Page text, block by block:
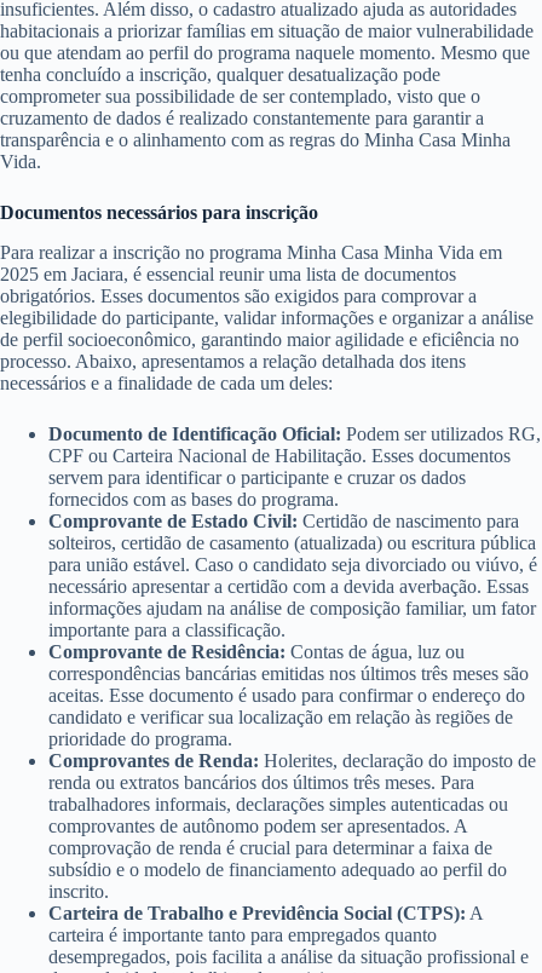
insuficientes. Além disso, o cadastro atualizado ajuda as autoridades
habitacionais a priorizar famílias em situação de maior vulnerabilidade
ou que atendam ao perfil do programa naquele momento. Mesmo que
tenha concluído a inscrição, qualquer desatualização pode
comprometer sua possibilidade de ser contemplado, visto que o
cruzamento de dados é realizado constantemente para garantir a
transparência e o alinhamento com as regras do Minha Casa Minha
Vida.
Documentos necessários para inscrição
Para realizar a inscrição no programa Minha Casa Minha Vida em
2025 em Jaciara, é essencial reunir uma lista de documentos
obrigatórios. Esses documentos são exigidos para comprovar a
elegibilidade do participante, validar informações e organizar a análise
de perfil socioeconômico, garantindo maior agilidade e eficiência no
processo. Abaixo, apresentamos a relação detalhada dos itens
necessários e a finalidade de cada um deles:
Documento de Identificação Oficial: Podem ser utilizados RG,
CPF ou Carteira Nacional de Habilitação. Esses documentos
servem para identificar o participante e cruzar os dados
fornecidos com as bases do programa.
Comprovante de Estado Civil: Certidão de nascimento para
solteiros, certidão de casamento (atualizada) ou escritura pública
para união estável. Caso o candidato seja divorciado ou viúvo, é
necessário apresentar a certidão com a devida averbação. Essas
informações ajudam na análise de composição familiar, um fator
importante para a classificação.
Comprovante de Residência: Contas de água, luz ou
correspondências bancárias emitidas nos últimos três meses são
aceitas. Esse documento é usado para confirmar o endereço do
candidato e verificar sua localização em relação às regiões de
prioridade do programa.
Comprovantes de Renda: Holerites, declaração do imposto de
renda ou extratos bancários dos últimos três meses. Para
trabalhadores informais, declarações simples autenticadas ou
comprovantes de autônomo podem ser apresentados. A
comprovação de renda é crucial para determinar a faixa de
subsídio e o modelo de financiamento adequado ao perfil do
inscrito.
Carteira de Trabalho e Previdência Social (CTPS): A
carteira é importante tanto para empregados quanto
desempregados, pois facilita a análise da situação profissional e